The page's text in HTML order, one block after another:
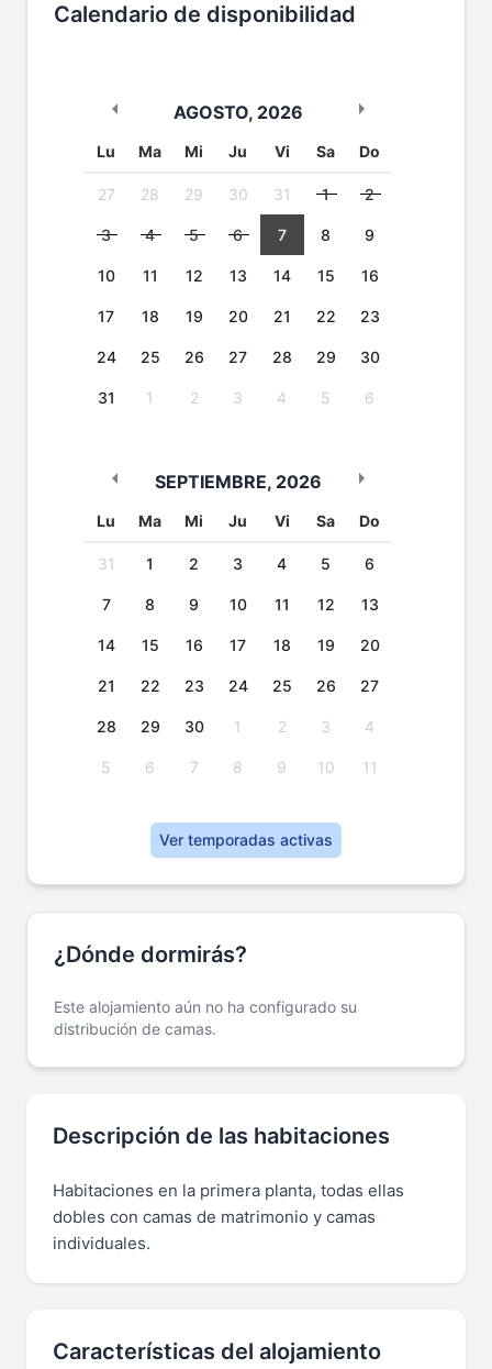
Calendario de disponibilidad
AGOSTO, 2026
Lu Ma Mi Ju Vi Sa Do
27 28 29 30 31 1 2
3 4 5 6 7 8 9
10 11 12 13 14 15 16
17 18 19 20 21 22 23
24 25 26 27 28 29 30
31 1 2 3 4 5 6
SEPTIEMBRE, 2026
Lu Ma Mi Ju Vi Sa Do
31 1 2 3 4 5 6
7 8 9 10 11 12 13
14 15 16 17 18 19 20
21 22 23 24 25 26 27
28 29 30 1 2 3 4
5 6 7 8 9 10 11
Ver temporadas activas
¿Dónde dormirás?
Este alojamiento aún no ha configurado su
distribución de camas.
Descripción de las habitaciones
Habitaciones en la primera planta, todas ellas
dobles con camas de matrimonio y camas
individuales.
Características del alojamiento